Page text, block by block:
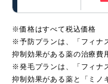
※価格はすべて税込価格
※予防プランは、「フィナ
抑制効果がある薬の治療費
※発毛プランは、「フィナ
抑制効果がある薬と「ミノ